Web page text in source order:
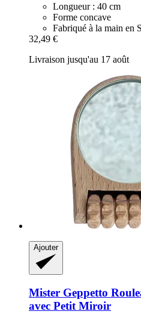
Longueur : 40 cm
Forme concave
Fabriqué à la main en
32,49 €
Livraison jusqu'au 17 août
Ajouter
Mister Geppetto
avec Petit Miroir